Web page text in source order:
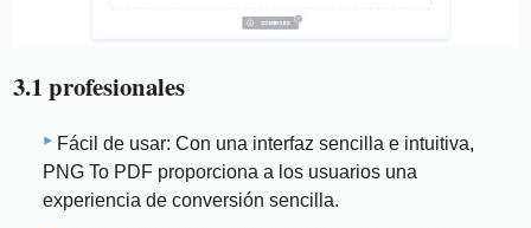
3.1 profesionales
Fácil de usar: Con una interfaz sencilla e intuitiva,
PNG To PDF proporciona a los usuarios una
experiencia de conversión sencilla.